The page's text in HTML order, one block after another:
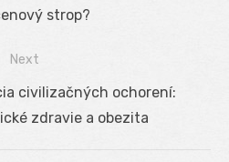
strop?
Next
civilizačných ochorení:
zdravie a obezita